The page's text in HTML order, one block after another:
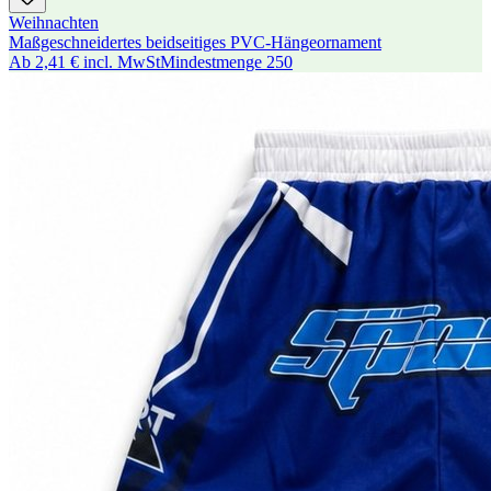
Weihnachten
Maßgeschneidertes beidseitiges PVC-Hängeornament
Ab 2,41 € incl. MwStMindestmenge 250